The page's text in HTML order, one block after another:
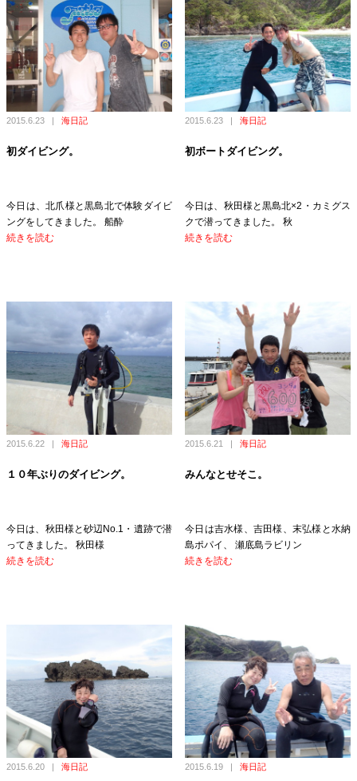
2015.6.23 | 海日記
初ダイビング。
今日は、北爪様と黒島北で体験ダイビ
ングをしてきました。 船酔
続きを読む
2015.6.23 | 海日記
初ボートダイビング。
今日は、秋田様と黒島北×2・カミグス
クで潜ってきました。 秋
続きを読む
2015.6.22 | 海日記
１０年ぶりのダイビング。
今日は、秋田様と砂辺No.1・遺跡で潜
ってきました。 秋田様
続きを読む
2015.6.21 | 海日記
みんなとせそこ。
今日は吉水様、吉田様、末弘様と水納
島ポパイ、 瀬底島ラビリン
続きを読む
2015.6.20 | 海日記 2015.6.19 | 海日記